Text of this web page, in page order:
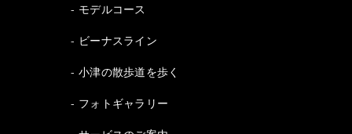
モデルコース
ビーナスライン
小津の散歩道を歩く
フォトギャラリー